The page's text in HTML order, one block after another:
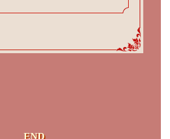
END